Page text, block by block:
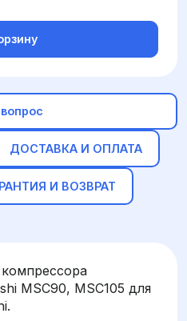
ДОСТАВКА И ОПЛАТА
И ВОЗВРАТ
MSC90, MSC105 для